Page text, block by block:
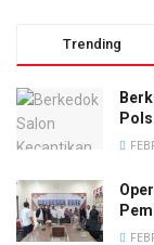
Trending